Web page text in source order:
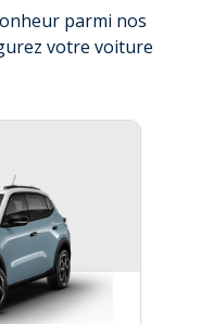
parmi nos
votre voiture